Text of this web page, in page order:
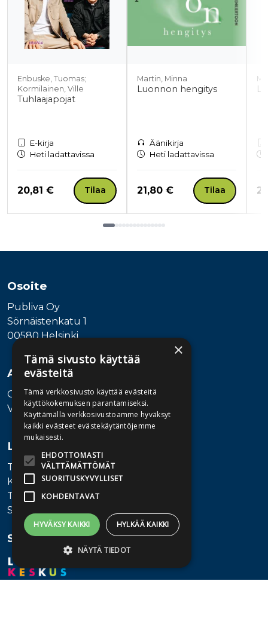
Enbuske, Tuomas;
Kormilainen, Ville
Tuhlaajapojat
E-kirja
Heti ladattavissa
Hinta nyt
20,81 € Tilaa
Martin, Minna
Luonnon hengitys
Äänikirja
Heti ladattavissa
Hinta nyt
21,80 € Tilaa
Osoite
Publiva Oy
Sörnäistenkatu 1
00580 Helsinki
Asiakaspalvelu
Ota yhteyttä
Vaihde: 010 345100
Lisätietoa
Toimitusehdot
Käyttöohjeet
Tietosuojaseloste
Saavutettavuusseloste
Seuraa meitä
×
Tämä sivusto käyttää
evästeitä
Tämä verkkosivusto käyttää evästeitä
käyttökokemuksen parantamiseksi.
Käyttämällä verkkosivustoamme hyväksyt
kaikki evästeet evästekäytäntöjemme
mukaisesti.
EHDOTTOMASTI
VÄLTTÄMÄTTÖMÄT
SUORITUSKYVYLLISET
KOHDENTAVAT
HYVÄKSY KAIKKI HYLKÄÄ KAIKKI
NÄYTÄ TIEDOT